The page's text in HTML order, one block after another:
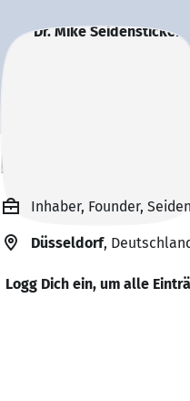
Dr. Mike
Inhaber, Founder,
Düsseldorf,
Logg Dich ein, um alle